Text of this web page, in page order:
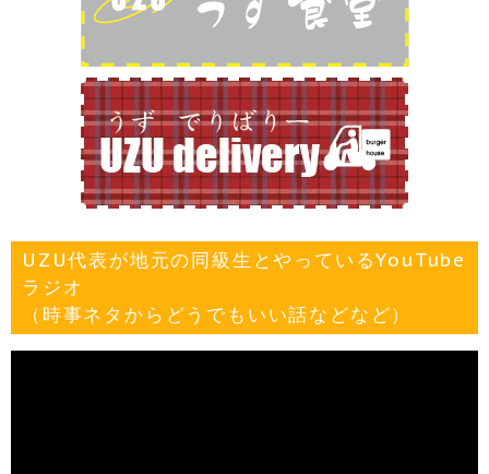
UZU代表が地元の同級生とやっているYouTube
ラジオ
（時事ネタからどうでもいい話などなど）